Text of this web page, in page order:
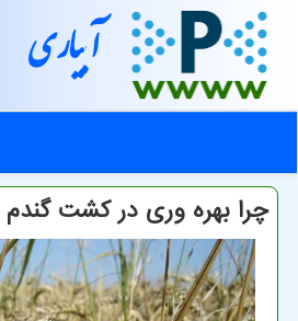
آبیاری
چرا بهره وری در کشت